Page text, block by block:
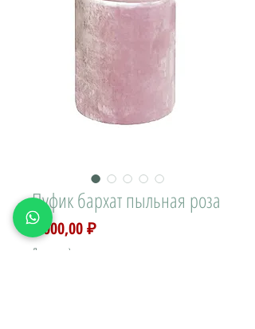
Пуфик бархат пыльная роза
1 000,00 ₽Цена
Доставка\вывоз: